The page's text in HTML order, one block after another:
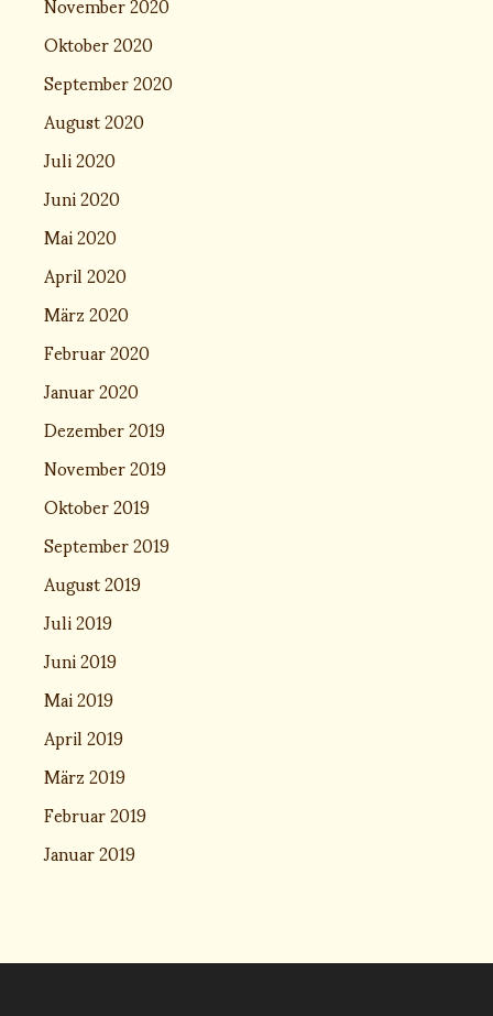
Oktober 2020
September 2020
August 2020
Juli 2020
Juni 2020
Mai 2020
April 2020
März 2020
Februar 2020
Januar 2020
Dezember 2019
November 2019
Oktober 2019
September 2019
August 2019
Juli 2019
Juni 2019
Mai 2019
April 2019
März 2019
Februar 2019
Januar 2019